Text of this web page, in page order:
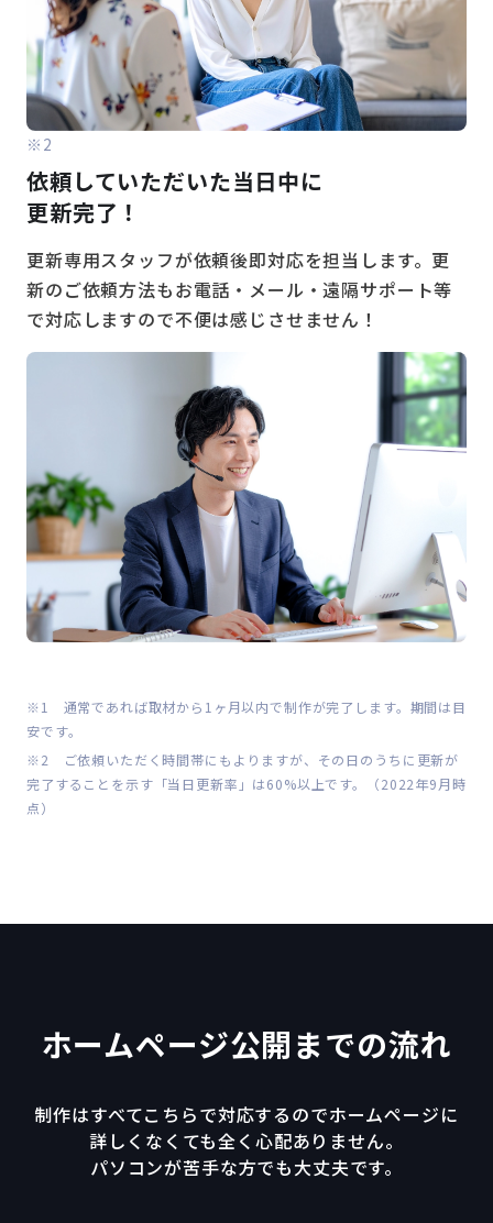
※2
依頼していただいた当日中に
更新完了！
更新専用スタッフが依頼後即対応を担当します。更
新のご依頼方法もお電話・メール・遠隔サポート等
で対応しますので不便は感じさせません！
※1 通常であれば取材から1ヶ月以内で制作が完了します。期間は目
安です。
※2 ご依頼いただく時間帯にもよりますが、その日のうちに更新が
完了することを示す「当日更新率」は60%以上です。（2022年9月時
点）
ホームページ公開までの流れ
制作はすべてこちらで対応するのでホームページに
詳しくなくても全く心配ありません。
パソコンが苦手な方でも大丈夫です。